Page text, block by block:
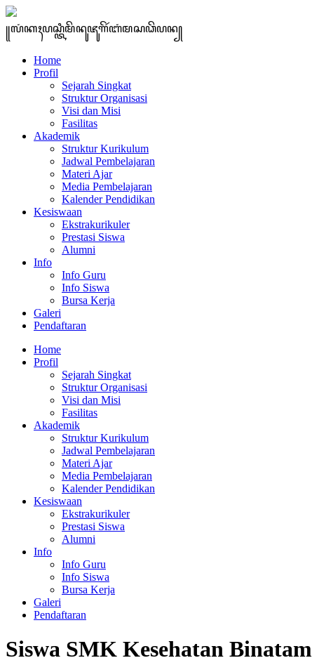
꧋ꦭꦁꦏꦃꦥꦱ꧀ꦠꦶꦩꦼꦤꦸꦗꦸꦒꦼꦂꦧꦁꦩꦱꦣꦼꦥꦤ꧀
Home
Profil
Sejarah Singkat
Struktur Organisasi
Visi dan Misi
Fasilitas
Akademik
Struktur Kurikulum
Jadwal Pembelajaran
Materi Ajar
Media Pembelajaran
Kalender Pendidikan
Kesiswaan
Ekstrakurikuler
Prestasi Siswa
Alumni
Info
Info Guru
Info Siswa
Bursa Kerja
Galeri
Pendaftaran
Home
Profil
Sejarah Singkat
Struktur Organisasi
Visi dan Misi
Fasilitas
Akademik
Struktur Kurikulum
Jadwal Pembelajaran
Materi Ajar
Media Pembelajaran
Kalender Pendidikan
Kesiswaan
Ekstrakurikuler
Prestasi Siswa
Alumni
Info
Info Guru
Info Siswa
Bursa Kerja
Galeri
Pendaftaran
Siswa SMK Kesehatan